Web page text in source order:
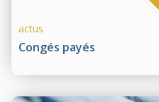
Congés payés
actus